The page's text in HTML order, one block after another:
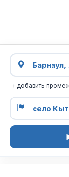
+ добавить